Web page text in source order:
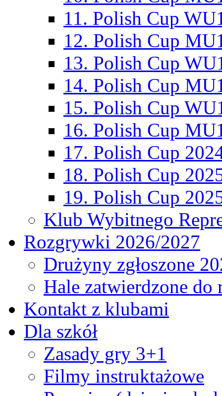
11. Polish Cup
12. Polish Cup
13. Polish Cup
14. Polish Cup
15. Polish Cup
16. Polish Cup
17. Polish Cup
18. Polish Cup
19. Polish Cup
Klub Wybitnego
Rozgrywki 2026/2027
Drużyny zgłoszone
Hale zatwierdzone
Kontakt z klubami
Dla szkół
Zasady gry 3+1
Filmy instruktażowe